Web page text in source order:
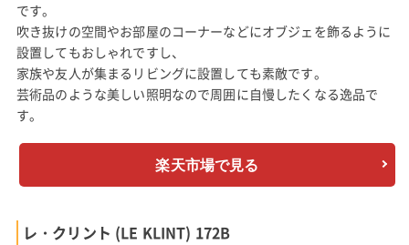
です。
吹き抜けの空間やお部屋のコーナーなどにオブジェを飾るように
設置してもおしゃれですし、
家族や友人が集まるリビングに設置しても素敵です。
芸術品のような美しい照明なので周囲に自慢したくなる逸品で
す。
楽天市場で見る
レ・クリント (LE KLINT) 172B